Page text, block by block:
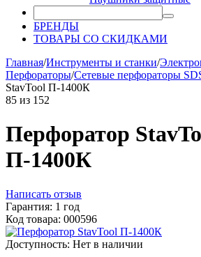
БРЕНДЫ
ТОВАРЫ СО СКИДКАМИ
Главная/Инструменты и станки/
Перфораторы/Сетевые перфораторы
StavTool П-1400К
85 из 152
Перфоратор
П-1400К
Написать отзыв
Гарантия: 1 год
Код товара: 000596
Доступность: Нет в наличии